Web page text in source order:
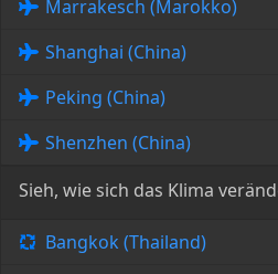
Marrakesch (Marokko)
Shanghai (China)
Peking (China)
Shenzhen (China)
Sieh, wie sich das Klima
Bangkok (Thailand)